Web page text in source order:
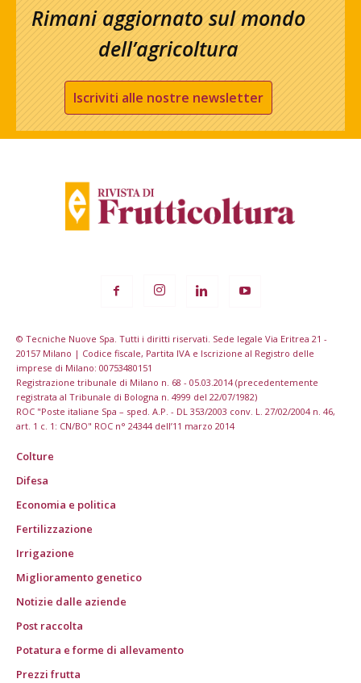
Rimani aggiornato sul mondo
dell’agricoltura
Iscriviti alle nostre newsletter
© Tecniche Nuove Spa. Tutti i diritti riservati. Sede legale Via Eritrea 21 -
20157 Milano | Codice fiscale, Partita IVA e Iscrizione al Registro delle
imprese di Milano: 00753480151
Registrazione tribunale di Milano n. 68 - 05.03.2014 (precedentemente
registrata al Tribunale di Bologna n. 4999 del 22/07/1982)
ROC "Poste italiane Spa – sped. A.P. - DL 353/2003 conv. L. 27/02/2004 n. 46,
art. 1 c. 1: CN/BO" ROC n° 24344 dell’11 marzo 2014
Colture
Difesa
Economia e politica
Fertilizzazione
Irrigazione
Miglioramento genetico
Notizie dalle aziende
Post raccolta
Potatura e forme di allevamento
Prezzi frutta